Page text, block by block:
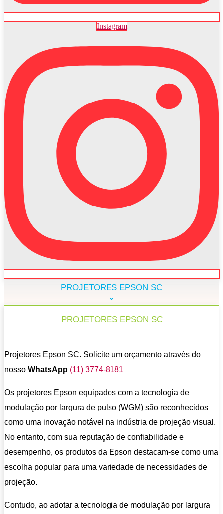
Instagram
PROJETORES EPSON SC
PROJETORES EPSON SC
Projetores Epson SC. Solicite um orçamento através do
nosso WhatsApp (11) 3774-8181
Os projetores Epson equipados com a tecnologia de
modulação por largura de pulso (WGM) são reconhecidos
como uma inovação notável na indústria de projeção visual.
No entanto, com sua reputação de confiabilidade e
desempenho, os produtos da Epson destacam-se como uma
escolha popular para uma variedade de necessidades de
projeção.
Contudo, ao adotar a tecnologia de modulação por largura